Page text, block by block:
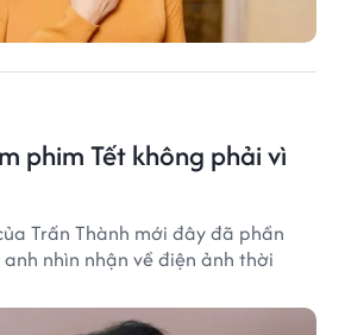
phim Tết không phải vì
Trấn Thành mới đây đã phần
nhìn nhận về điện ảnh thời